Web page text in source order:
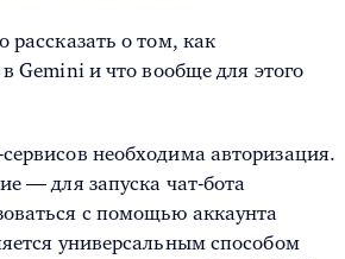
рассказать о том, как
в Gemini и что вообще для этого
необходима авторизация.
— для запуска чат-бота
с помощью аккаунта
универсальным способом